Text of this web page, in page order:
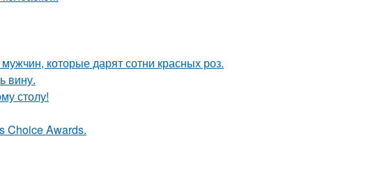
которые дарят сотни красных роз.
вину.
столу!
Choice Awards.